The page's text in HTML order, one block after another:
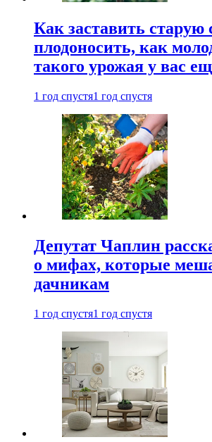
Как заставить старую
плодоносить, как
такого урожая у вас
1 год спустя1 год спустя
Депутат Чаплин
о мифах, которые
дачникам
1 год спустя1 год спустя